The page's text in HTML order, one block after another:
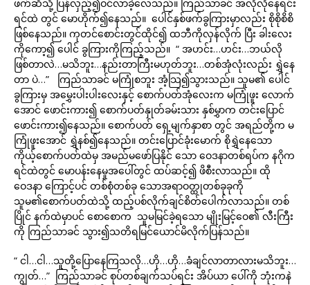
ဖက်ဆီသို့ ပြန်လှည့်၍ဝင်လာခဲ့လေသည်။ ကြည်သာခင် အလိုလိုနေရင်း
ရင်ထဲ တွင် မောဟိုက်၍နေသည်။ ပေါင်နှစ်ဖက်ခွကြားမှာလည်း စိုစိုစိစိ
ဖြစ်နေသည်။ ကုတင်စောင်းတွင်ထိုင်၍ ထဘီကိုလှန်လိုက် ပြီး ခါးလေး
ကိုကော့၍ ပေါင် ခွကြားကိုကြည့်သည်။ “ အဟင်း…ဟင်း…ဘယ်လို
ဖြစ်တာလဲ…မသိဘူး…နည်းတာကြီးမဟုတ်ဘူး…တစ်အုံလုံးလည်း ရွှဲနေ
တာ ပဲ…” ကြည်သာခင် မကြုံစဘူး အံ့သြ၍သွားသည်။ သူမ၏ ပေါင်
ခွကြားမှ အမွှေးပါးပါးလေးနှင့် စောက်ပတ်အုံလေးက မကြုံဖူး လောက်
အောင် ဖောင်းကား၍ စောက်ပတ်နှုတ်ခမ်းသား နှစ်မွှာက တင်းပြောင်
ဖောင်းကား၍နေသည်။ စောက်ပတ် ရှေ့မျက်နှာစာ တွင် အရည်တို့က မ
ကြုံဖူးအောင် ရွှဲနစ်၍နေသည်။ တင်းပြောင်ခုံးမောက် စိုရွှဲနေသော
ကိုယ့်စောက်ပတ်ထဲမှ အမည်မဖော်ပြနိုင် သော ဝေဒနာတစ်ရပ်က နဂိုက
ရင်ထဲတွင် မောပန်းနေမှုအပေါ်တွင် ထပ်ဆင့်၍ ဖိစီးလာသည်။ ထို
ဝေဒနာ ကြောင့်ပင် တစ်စုံတစ်ခု သောအရာဝတ္ထုတစ်ခုခုကို
သူမ၏စောက်ပတ်ထဲသို့ ထည့်ပစ်လိုက်ချင်စိတ်ပေါက်လာသည်။ တစ်
ပြိုင် နက်ထဲမှာပင် စောစောက သူမမြင်ခဲ့ရသော မျိုးမြင့်ဝေ၏ လီးကြီး
ကို ကြည်သာခင် သွား၍သတိရမြင်ယောင်မိလိုက်ပြန်သည်။
“ ငါ…ငါ…သူတို့ပြောနေကြသလို…ဟို…ဟို…ခံချင်လာတာလားမသိဘူး…
ကျွတ်…” ကြည်သာခင် စုပ်တစ်ချက်သပ်ရင်း အိပ်ယာ ပေါ်ကို ဘုံးကနဲ